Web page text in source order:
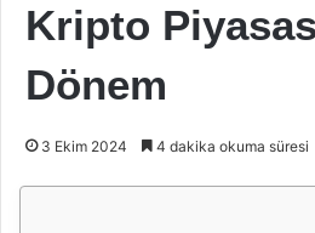
Kripto
Dönem
3 Ekim 2024 4 dakika okuma süresi